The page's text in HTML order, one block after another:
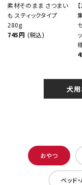
素材そのまま さつまい
も スティックタイプ
280g
745円 (税込)
犬
おやつ
ベッド